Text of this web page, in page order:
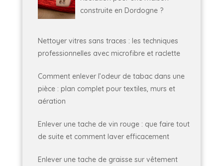
construite en Dordogne ?
Nettoyer vitres sans traces : les techniques
professionnelles avec microfibre et raclette
Comment enlever l’odeur de tabac dans une
pièce : plan complet pour textiles, murs et
aération
Enlever une tache de vin rouge : que faire tout
de suite et comment laver efficacement
Enlever une tache de graisse sur vêtement